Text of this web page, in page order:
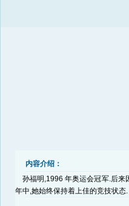
内容介绍：
孙福明,1996 年奥运会冠军.后来
年中,她始终保持着上佳的竞技状态.